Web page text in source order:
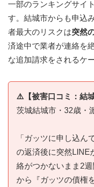
一部のランキングサイ
す。結城市からも申込
者最大のリスクは突然
済途中で業者が連絡を
な追加請求をされるケ
⚠️【被害口コミ：結
茨城結城市・32歳・
「ガッツに申し込ん
の返済後に突然LINE
絡がつかないまま2
から『ガッツの債権